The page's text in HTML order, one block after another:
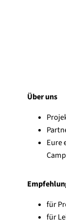
Über uns
Eure
für
für